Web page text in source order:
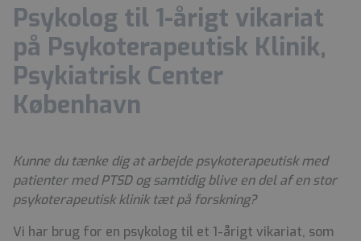
Psykolog til 1-årigt vikariat
på Psykoterapeutisk Klinik,
Psykiatrisk Center
København
Kunne du tænke dig at arbejde psykoterapeutisk med
patienter med PTSD og samtidig blive en del af en stor
psykoterapeutisk klinik tæt på forskning?
Vi har brug for en psykolog til et 1-årigt vikariat, som